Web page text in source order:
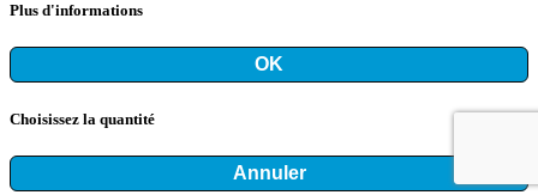
Plus d'informations
OK
Choisissez la quantité
Annuler